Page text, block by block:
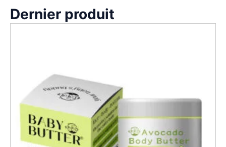
Dernier produit